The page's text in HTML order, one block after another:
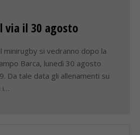
via il 30 agosto
minirugby si vedranno dopo la
Barca, lunedì 30 agosto
Da tale data gli allenamenti su
i…